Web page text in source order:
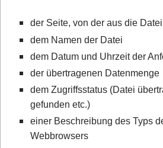
der Seite, von der aus die
dem Namen der Datei
dem Datum und Uhrzeit der
der übertragenen Datenmenge
dem Zugriffsstatus (Datei
gefunden etc.)
einer Beschreibung des Typs
Webbrowsers